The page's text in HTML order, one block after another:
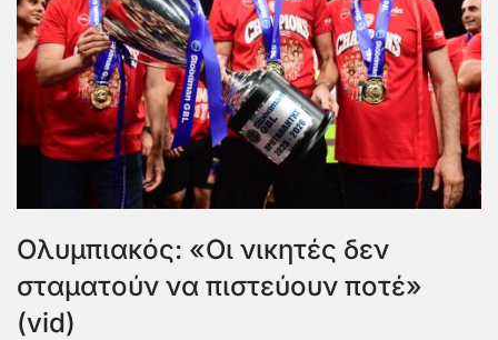
Ολυμπιακός: «Οι νικητές δεν
σταματούν να πιστεύουν ποτέ»
(vid)